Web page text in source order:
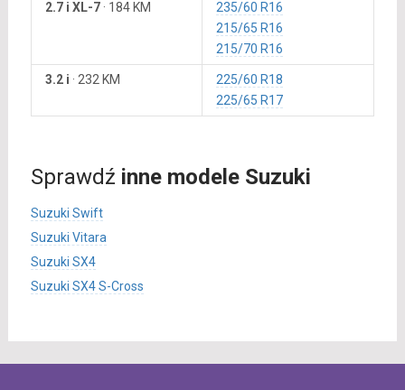
2.7 i XL-7· 184 KM
235/60 R16
215/65 R16
215/70 R16
3.2 i · 232 KM
225/60 R18
225/65 R17
Sprawdź inne modele Suzuki
Suzuki Swift
Suzuki Vitara
Suzuki SX4
Suzuki SX4 S-Cross